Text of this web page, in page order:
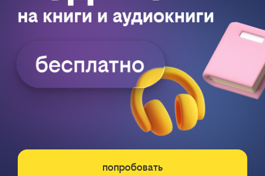
попробовать